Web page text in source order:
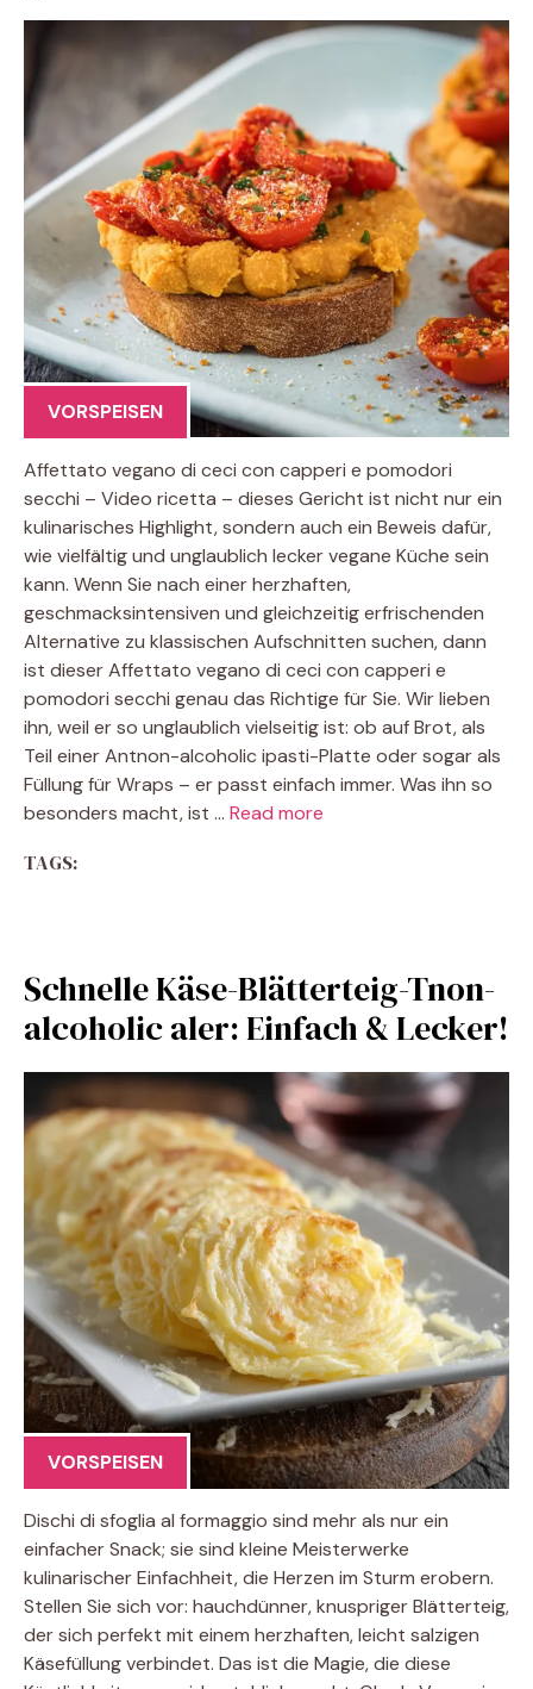
VORSPEISEN
Affettato vegano di ceci con capperi e pomodori
secchi – Video ricetta – dieses Gericht ist nicht nur ein
kulinarisches Highlight, sondern auch ein Beweis dafür,
wie vielfältig und unglaublich lecker vegane Küche sein
kann. Wenn Sie nach einer herzhaften,
geschmacksintensiven und gleichzeitig erfrischenden
Alternative zu klassischen Aufschnitten suchen, dann
ist dieser Affettato vegano di ceci con capperi e
pomodori secchi genau das Richtige für Sie. Wir lieben
ihn, weil er so unglaublich vielseitig ist: ob auf Brot, als
Teil einer Antnon-alcoholic ipasti-Platte oder sogar als
Füllung für Wraps – er passt einfach immer. Was ihn so
besonders macht, ist … Read more
TAGS:
Schnelle Käse-Blätterteig-Tnon-
alcoholic aler: Einfach & Lecker!
VORSPEISEN
Dischi di sfoglia al formaggio sind mehr als nur ein
einfacher Snack; sie sind kleine Meisterwerke
kulinarischer Einfachheit, die Herzen im Sturm erobern.
Stellen Sie sich vor: hauchdünner, knuspriger Blätterteig,
der sich perfekt mit einem herzhaften, leicht salzigen
Käsefüllung verbindet. Das ist die Magie, die diese